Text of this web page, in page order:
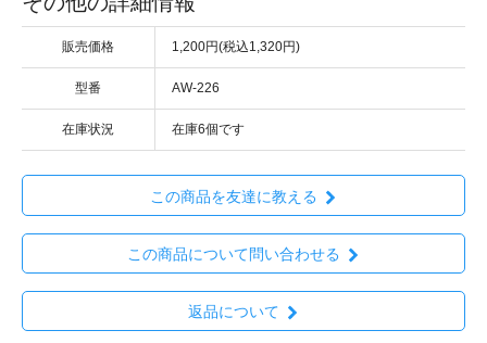
販売価格 1,200円(税込1,320円)
型番 AW-226
在庫状況 在庫6個です
この商品を友達に教える
この商品について問い合わせる
返品について